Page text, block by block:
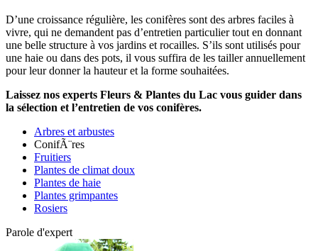
D’une croissance régulière, les conifères sont des arbres faciles à
vivre, qui ne demandent pas d’entretien particulier tout en donnant
une belle structure à vos jardins et rocailles. S’ils sont utilisés pour
une haie ou dans des pots, il vous suffira de les tailler annuellement
pour leur donner la hauteur et la forme souhaitées.
Laissez nos experts Fleurs & Plantes du Lac vous guider dans
la sélection et l’entretien de vos conifères.
Arbres et arbustes
ConifÃ¨res
Fruitiers
Plantes de climat doux
Plantes de haie
Plantes grimpantes
Rosiers
Parole d'expert